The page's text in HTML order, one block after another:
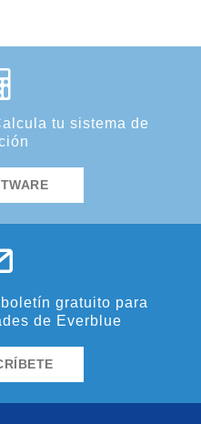
tu sistema de
gratuito para
de Everblue